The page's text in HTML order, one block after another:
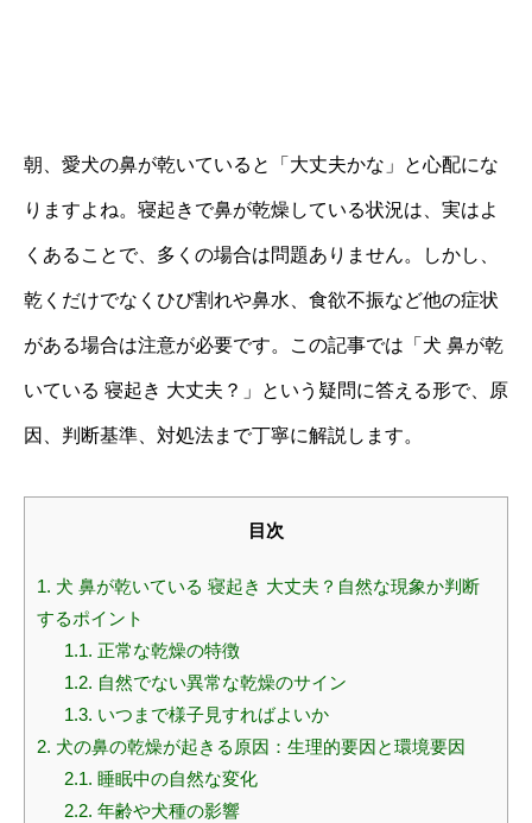
朝、愛犬の鼻が乾いていると「大丈夫かな」と心配にな
りますよね。寝起きで鼻が乾燥している状況は、実はよ
くあることで、多くの場合は問題ありません。しかし、
乾くだけでなくひび割れや鼻水、食欲不振など他の症状
がある場合は注意が必要です。この記事では「犬 鼻が乾
いている 寝起き 大丈夫？」という疑問に答える形で、原
因、判断基準、対処法まで丁寧に解説します。
目次
1. 犬 鼻が乾いている 寝起き 大丈夫？自然な現象か判断
するポイント
1.1. 正常な乾燥の特徴
1.2. 自然でない異常な乾燥のサイン
1.3. いつまで様子見すればよいか
2. 犬の鼻の乾燥が起きる原因：生理的要因と環境要因
2.1. 睡眠中の自然な変化
2.2. 年齢や犬種の影響